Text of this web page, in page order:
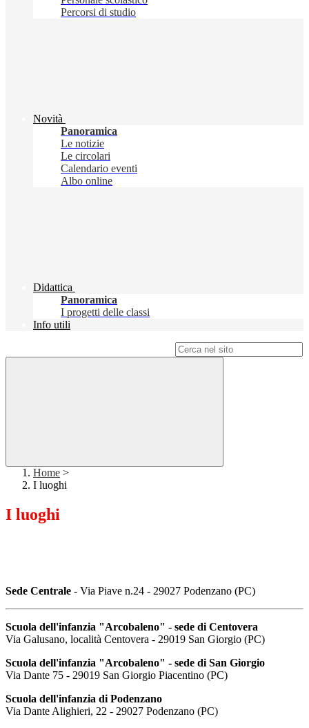
Percorsi di studio
Novità
Panoramica
Le notizie
Le circolari
Calendario eventi
Albo online
Didattica
Panoramica
I progetti delle classi
Info utili
Home >
I luoghi
I luoghi
Sede Centrale - Via Piave n.24 - 29027 Podenzano (PC)
Scuola dell'infanzia "Arcobaleno" - sede di Centovera
Via Galusano, località Centovera - 29019 San Giorgio (PC)
Scuola dell'infanzia "Arcobaleno" - sede di San Giorgio
Via Dante 75 - 29019 San Giorgio Piacentino (PC)
Scuola dell'infanzia di Podenzano
Via Dante Alighieri, 22 - 29027 Podenzano (PC)